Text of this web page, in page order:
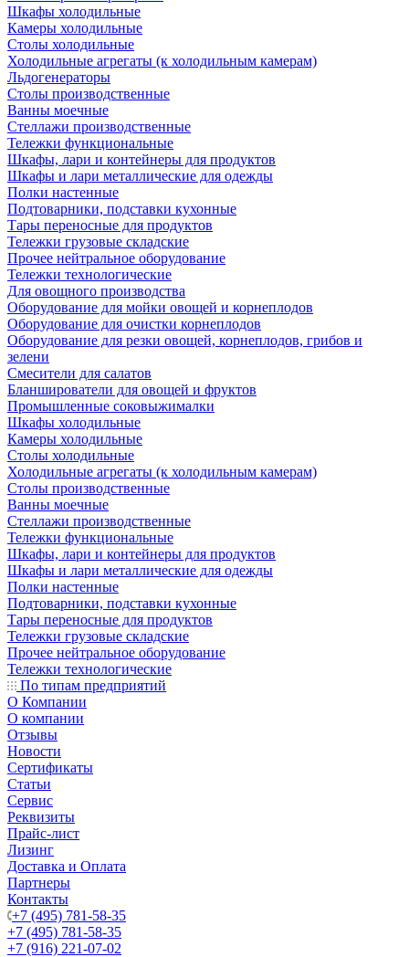
Шкафы холодильные
Камеры холодильные
Столы холодильные
Холодильные агрегаты (к холодильным камерам)
Льдогенераторы
Столы производственные
Ванны моечные
Стеллажи производственные
Тележки функциональные
Шкафы, лари и контейнеры для продуктов
Шкафы и лари металлические для одежды
Полки настенные
Подтоварники, подставки кухонные
Тары переносные для продуктов
Тележки грузовые складские
Прочее нейтральное оборудование
Тележки технологические
Для овощного производства
Оборудование для мойки овощей и корнеплодов
Оборудование для очистки корнеплодов
Оборудование для резки овощей, корнеплодов, грибов и
зелени
Смесители для салатов
Бланширователи для овощей и фруктов
Промышленные соковыжималки
Шкафы холодильные
Камеры холодильные
Столы холодильные
Холодильные агрегаты (к холодильным камерам)
Столы производственные
Ванны моечные
Стеллажи производственные
Тележки функциональные
Шкафы, лари и контейнеры для продуктов
Шкафы и лари металлические для одежды
Полки настенные
Подтоварники, подставки кухонные
Тары переносные для продуктов
Тележки грузовые складские
Прочее нейтральное оборудование
Тележки технологические
По типам предприятий
О Компании
О компании
Отзывы
Новости
Сертификаты
Статьи
Сервис
Реквизиты
Прайс-лист
Лизинг
Доставка и Оплата
Партнеры
Контакты
+7 (495) 781-58-35
+7 (495) 781-58-35
+7 (916) 221-07-02